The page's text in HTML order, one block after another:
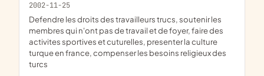
2002-11-25
defendre les droits des travailleurs trucs, soutenir les
membres qui n'ont pas de travail et de foyer, faire des
activites sportives et cuturelles, presenter la culture
turque en france, compenser les besoins religieux des
turcs